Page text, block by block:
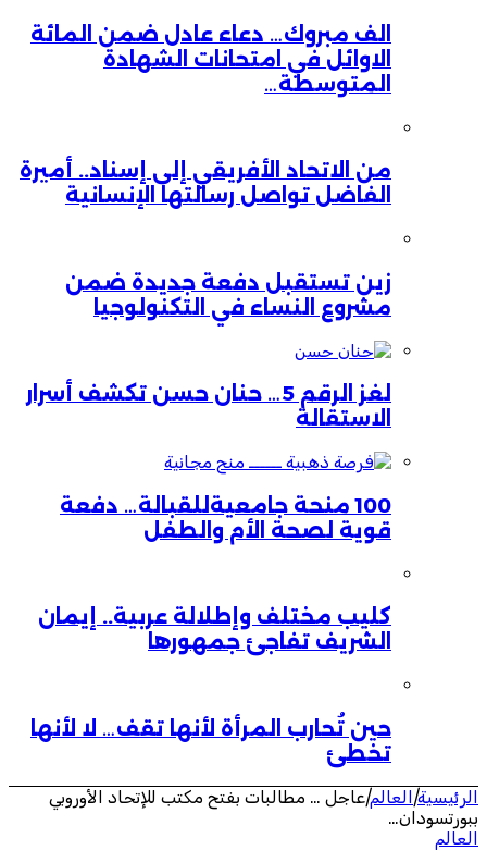
الف مبروك… دعاء عادل ضمن المائة
الاوائل في امتحانات الشهادة
المتوسطة…
من الاتحاد الأفريقي إلى إسناد.. أميرة
الفاضل تواصل رسالتها الإنسانية
زين تستقبل دفعة جديدة ضمن
مشروع النساء في التكنولوجيا
لغز الرقم 5… حنان حسن تكشف أسرار
الاستقالة
100 منحة جامعيةللقبالة… دفعة
قوية لصحة الأم والطفل
كليب مختلف وإطلالة عربية.. إيمان
الشريف تفاجئ جمهورها
حين تُحارب المرأة لأنها تقف… لا لأنها
تخطئ
الرئيسية| العالم|عاجل … مطالبات بفتح مكتب للإتحاد الأوروبي
ببورتسودان…
العالم